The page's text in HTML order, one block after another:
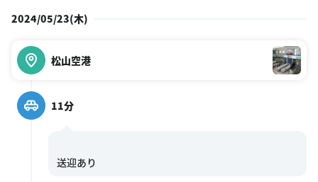
2024/05/23(木)
松山空港
11分